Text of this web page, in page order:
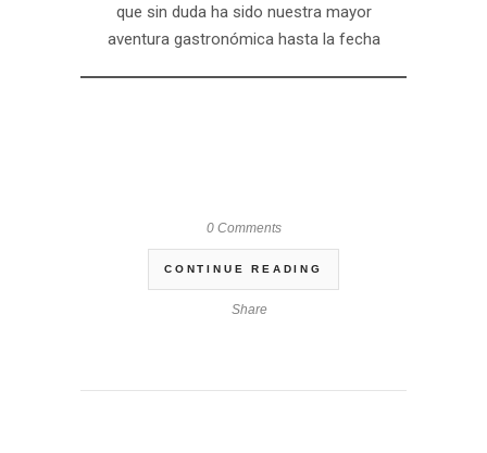
que sin duda ha sido nuestra mayor
aventura gastronómica hasta la fecha
0 Comments
CONTINUE READING
Share